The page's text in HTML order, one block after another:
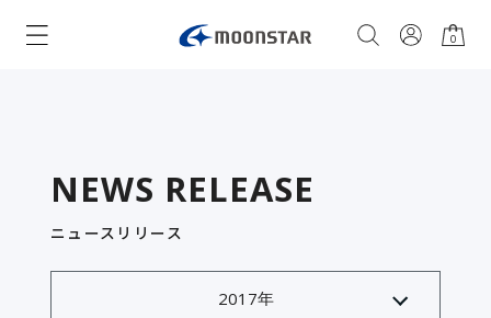
0
NEWS RELEASE
ニュースリリース